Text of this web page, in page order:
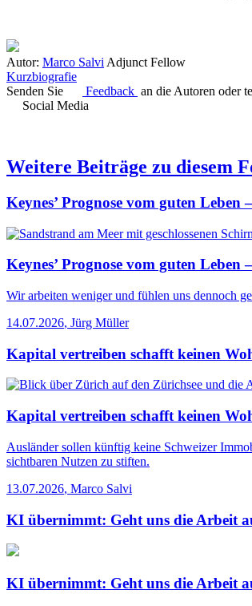
Autor: Marco Salvi Adjunct Fellow
Kurzbiografie
Senden Sie
Feedback an die Autoren oder
Social Media
Weitere Beiträge zu diesem
Keynes’ Prognose vom guten
Keynes’ Prognose vom guten
Wir arbeiten weniger und fühlen uns dennoch
14.07.2026, Jürg Müller
Kapital vertreiben schafft keinen
Kapital vertreiben schafft keinen
Ausländer sollen künftig keine Schweizer
sichtbaren Nutzen zu stiften.
13.07.2026, Marco Salvi
KI übernimmt: Geht uns die Arbeit
KI übernimmt: Geht uns die Arbeit